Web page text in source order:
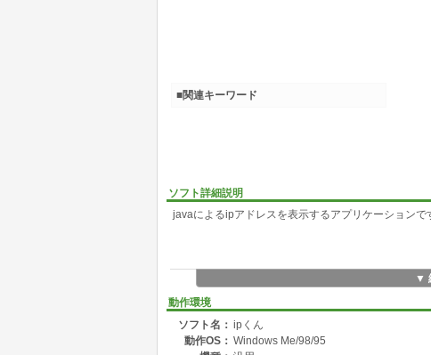
ソフト詳細説明
javaによるipアドレスを表示するアプリケーションで
▼
動作環境
ソフト名： ipくん
動作OS： Windows Me/98/95
■関連キーワード